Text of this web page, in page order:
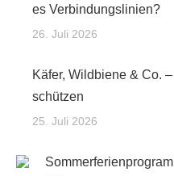
es Verbindungslinien?
26. Juli 2026
Käfer, Wildbiene & Co.
schützen
25. Juli 2026